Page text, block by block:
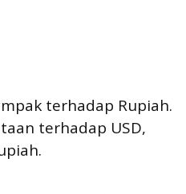
terhadap Rupiah.
terhadap USD,